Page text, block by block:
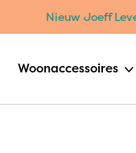
Nieuw Joeff
Woonaccessoires